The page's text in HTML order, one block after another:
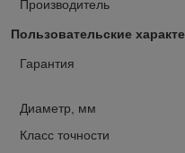
Производитель
Пользовательские
Гарантия
Диаметр, мм
Класс точности